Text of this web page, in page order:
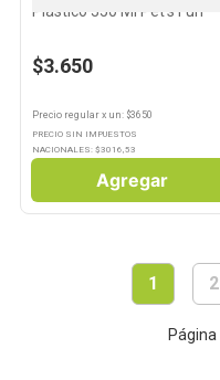
Plástico 350 Ml Pet's Fun
$3.650
Precio regular x un: $3650
PRECIO SIN IMPUESTOS
NACIONALES: $3016,53
Agregar
1 2
Página